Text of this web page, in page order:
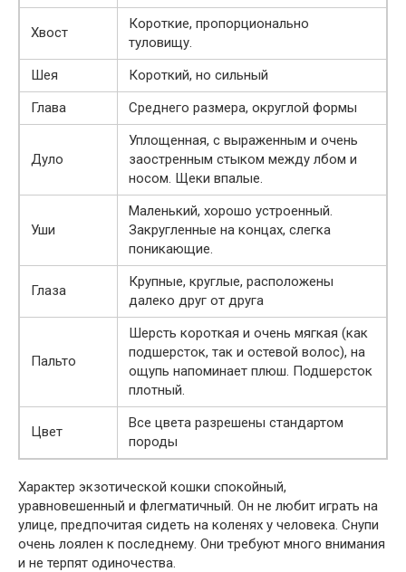
Хвост
Короткие, пропорционально
туловищу.
Шея
Короткий, но сильный
Глава
Среднего размера, округлой формы
Дуло
Уплощенная, с выраженным и очень
заостренным стыком между лбом и
носом. Щеки впалые.
Уши
Маленький, хорошо устроенный.
Закругленные на концах, слегка
поникающие.
Глаза
Крупные, круглые, расположены
далеко друг от друга
Пальто
Шерсть короткая и очень мягкая (как
подшерсток, так и остевой волос), на
ощупь напоминает плюш. Подшерсток
плотный.
Цвет
Все цвета разрешены стандартом
породы
Характер экзотической кошки спокойный,
уравновешенный и флегматичный. Он не любит играть на
улице, предпочитая сидеть на коленях у человека. Снупи
очень лоялен к последнему. Они требуют много внимания
и не терпят одиночества.